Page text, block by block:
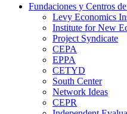
Fundaciones y Centros
Levy Economics
Institute for New
Project Syndicate
CEPA
EPPA
CETYD
South Center
Network Ideas
CEPR